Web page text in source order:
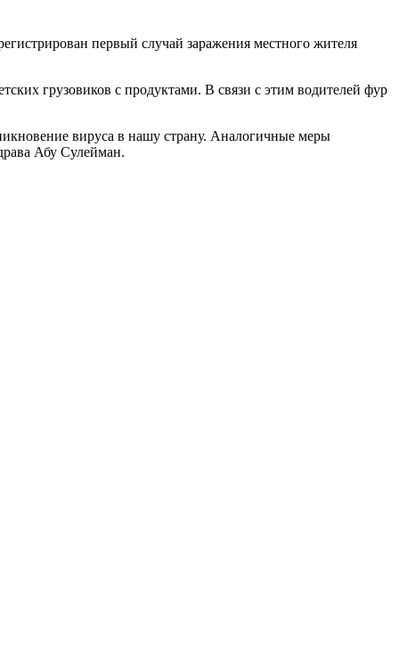
первый случай заражения местного жителя
грузовиков с продуктами. В связи с этим водителей фур
вируса в нашу страну. Аналогичные меры
Абу Сулейман.